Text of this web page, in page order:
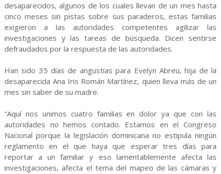
desaparecidos, algunos de los cuales llevan de un mes hasta
cinco meses sin pistas sobre sus paraderos, estas familias
exigieron a las autoridades competentes agilizar las
investigaciones y las tareas de búsqueda. Dicen sentirse
defraudados por la respuesta de las autoridades.
Han sido 35 días de angustias para Evelyn Abreu, hija de la
desaparecida Ana Iris Román Martínez, quien lleva más de un
mes sin saber de su madre.
“Aquí nos unimos cuatro familias en dolor ya que con las
autoridades no hemos contado. Estamos en el Congreso
Nacional porque la legislación dominicana no estipula ningún
reglamento en el que haya que esperar tres días para
reportar a un familiar y eso lamentablemente afecta las
investigaciones, afecta el tema del mapeo de las cámaras y